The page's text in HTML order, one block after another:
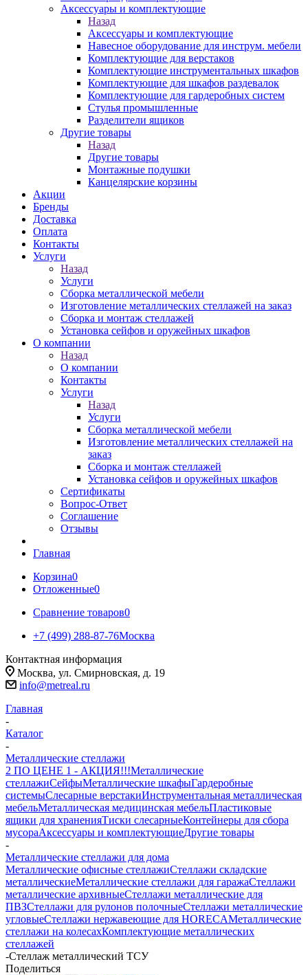
Аксессуары и комплектующие
Назад
Аксессуары и комплектующие
Навесное оборудование для инструм. мебели
Комплектующие для верстаков
Комплектующие инструментальных шкафов
Комплектующие для шкафов раздевалок
Комплектующие для гардеробных систем
Стулья промышленные
Разделители ящиков
Другие товары
Назад
Другие товары
Монтажные подушки
Канцелярские корзины
Акции
Бренды
Доставка
Оплата
Контакты
Услуги
Назад
Услуги
Сборка металлической мебели
Изготовление металлических стеллажей на заказ
Сборка и монтаж стеллажей
Установка сейфов и оружейных шкафов
О компании
Назад
О компании
Контакты
Услуги
Назад
Услуги
Сборка металлической мебели
Изготовление металлических стеллажей на
заказ
Сборка и монтаж стеллажей
Установка сейфов и оружейных шкафов
Сертификаты
Вопрос-Ответ
Соглашение
Отзывы
Главная
Корзина0
Отложенные0
Сравнение товаров0
+7 (499) 288-87-76Москва
Контактная информация
Москва, ул. Смирновская, д. 19
info@metreal.ru
Главная
-
Каталог
-
Металлические стеллажи
2 ПО ЦЕНЕ 1 - АКЦИЯ!!!Металлические
стеллажиСейфыМеталлические шкафыГардеробные
системыСлесарные верстакиИнструментальная металлическая
мебельМеталлическая медицинская мебельПластиковые
ящики для храненияТиски слесарныеКонтейнеры для сбора
мусораАксессуары и комплектующиеДругие товары
-
Металлические стеллажи для дома
Металлические офисные стеллажиСтеллажи складские
металлическиеМеталлические стеллажи для гаражаСтеллажи
металлические архивныеСтеллажи металлические для
ПВЗСтеллажи для рулонов полочныеСтеллажи металлические
угловыеСтеллажи нержавеющие для HORECAМеталлические
стеллажи на колесахКомплектующие металлических
стеллажей
-Стеллаж металлический ТСУ
Поделиться